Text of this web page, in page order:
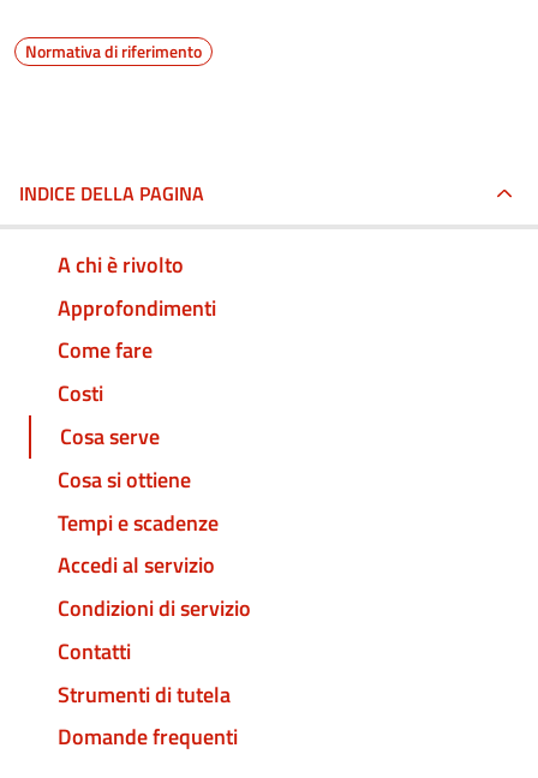
Normativa di riferimento
INDICE DELLA PAGINA
A chi è rivolto
Approfondimenti
Come fare
Costi
Cosa serve
Cosa si ottiene
Tempi e scadenze
Accedi al servizio
Condizioni di servizio
Contatti
Strumenti di tutela
Domande frequenti